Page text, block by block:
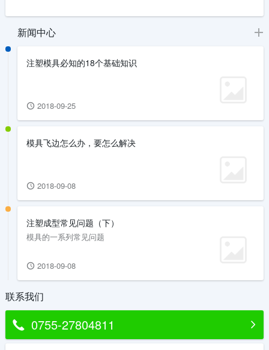
新闻中心
注塑模具必知的18个基础知识
2018-09-25
模具飞边怎么办，要怎么解决
2018-09-08
注塑成型常见问题（下）
模具的一系列常见问题
2018-09-08
联系我们
0755-27804811